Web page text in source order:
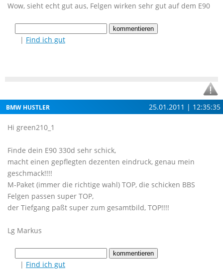
Wow, sieht echt gut aus, Felgen wirken sehr gut auf dem E90
| Find ich gut
BMW HUSTLER 25.01.2011 | 12:35:35
Hi green210_1
Finde dein E90 330d sehr schick,
macht einen gepflegten dezenten eindruck, genau mein
geschmack!!!!
M-Paket (immer die richtige wahl) TOP, die schicken BBS
Felgen passen super TOP,
der Tiefgang paßt super zum gesamtbild, TOP!!!!
Lg Markus
| Find ich gut